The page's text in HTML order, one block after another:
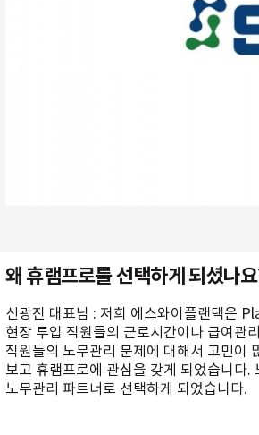
왜 휴램프로를 선택하게 되셨나
신광진 대표님 : 저희 에스와이플랜택은
현장 투입 직원들의 근로시간이나 급여관
직원들의 노무관리 문제에 대해서 고민이
보고 휴램프로에 관심을 갖게 되었습니다
노무관리 파트너로 선택하게 되었습니다.